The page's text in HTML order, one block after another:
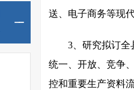
送、电子商务等现
3、研究拟订全
统一、开放、竞争
控和重要生产资料